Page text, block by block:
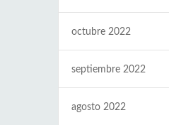
octubre 2022
septiembre 2022
agosto 2022